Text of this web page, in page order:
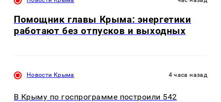
Помощник главы Крыма: энергетики
работают без отпусков и выходных
Новости Крыма 4 часа назад
В Крыму по госпрограмме построили 542